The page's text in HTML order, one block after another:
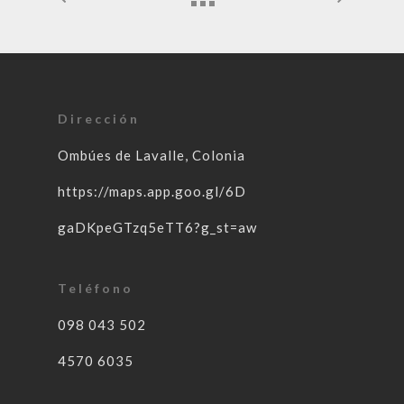
Dirección
Ombúes de Lavalle, Colonia
https://maps.app.goo.gl/6D
gaDKpeGTzq5eTT6?g_st=aw
Teléfono
098 043 502
4570 6035